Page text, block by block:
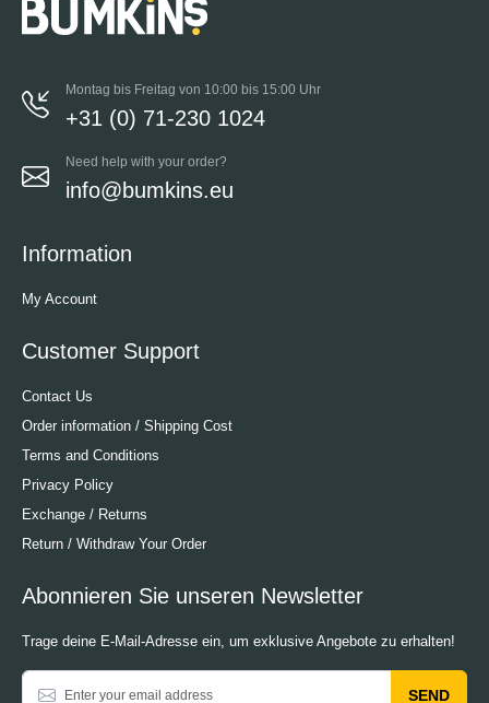
Montag bis Freitag von 10:00 bis 15:00 Uhr
+31 (0) 71-230 1024
Need help with your order?
info@bumkins.eu
Information
My Account
Customer Support
Contact Us
Order information / Shipping Cost
Terms and Conditions
Privacy Policy
Exchange / Returns
Return / Withdraw Your Order
Abonnieren Sie unseren Newsletter
Trage deine E-Mail-Adresse ein, um exklusive Angebote zu erhalten!
SEND